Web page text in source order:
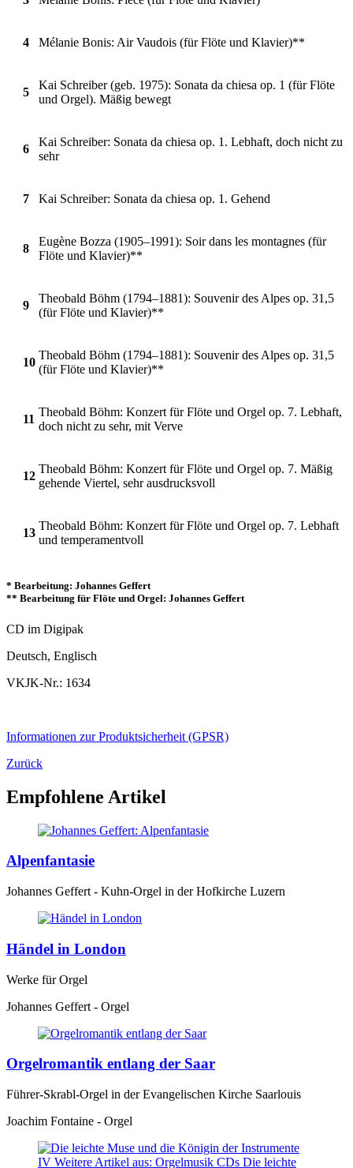
4 Mélanie Bonis: Air Vaudois (für Flöte und Klavier)**
5
Kai Schreiber (geb. 1975): Sonata da chiesa op. 1 (für Flöte
und Orgel). Mäßig bewegt
6
Kai Schreiber: Sonata da chiesa op. 1. Lebhaft, doch nicht zu
sehr
7 Kai Schreiber: Sonata da chiesa op. 1. Gehend
8
Eugène Bozza (1905–1991): Soir dans les montagnes (für
Flöte und Klavier)**
9
Theobald Böhm (1794–1881): Souvenir des Alpes op. 31,5
(für Flöte und Klavier)**
10
Theobald Böhm (1794–1881): Souvenir des Alpes op. 31,5
(für Flöte und Klavier)**
11
Theobald Böhm: Konzert für Flöte und Orgel op. 7. Lebhaft,
doch nicht zu sehr, mit Verve
12
Theobald Böhm: Konzert für Flöte und Orgel op. 7. Mäßig
gehende Viertel, sehr ausdrucksvoll
13
Theobald Böhm: Konzert für Flöte und Orgel op. 7. Lebhaft
und temperamentvoll
* Bearbeitung: Johannes Geffert
** Bearbeitung für Flöte und Orgel: Johannes Geffert
CD im Digipak
Deutsch, Englisch
VKJK-Nr.: 1634
Informationen zur Produktsicherheit (GPSR)
Zurück
Empfohlene Artikel
Alpenfantasie
Johannes Geffert - Kuhn-Orgel in der Hofkirche Luzern
Händel in London
Werke für Orgel
Johannes Geffert - Orgel
Orgelromantik entlang der Saar
Führer-Skrabl-Orgel in der Evangelischen Kirche Saarlouis
Joachim Fontaine - Orgel